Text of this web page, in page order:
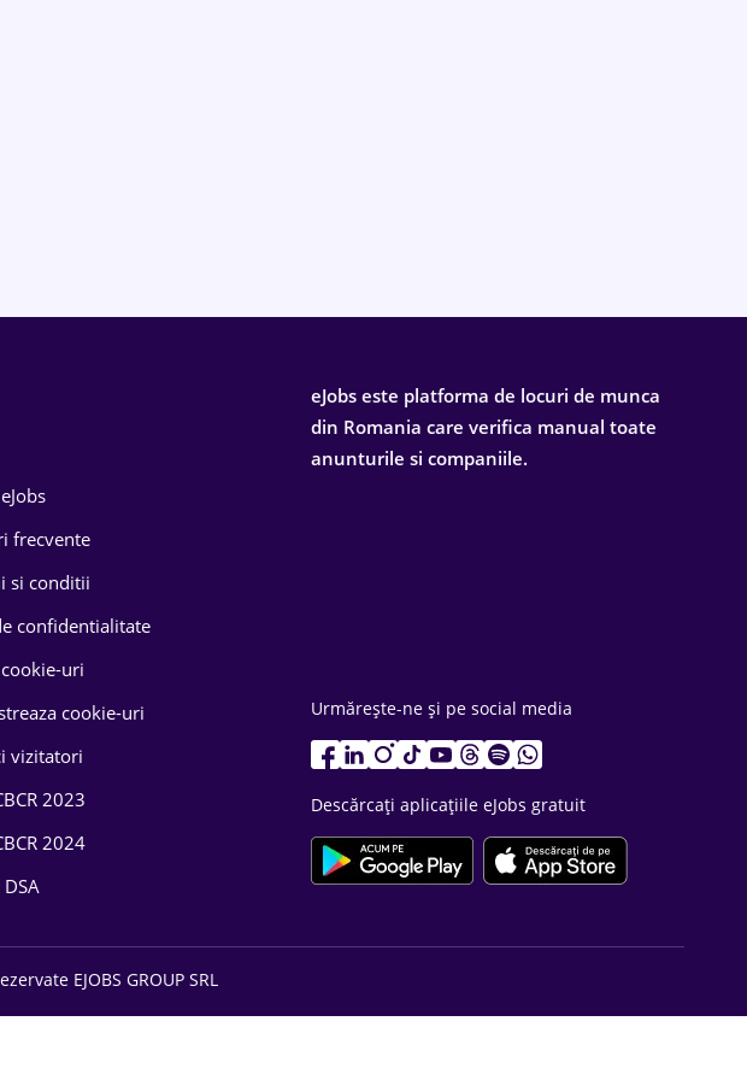
frecvente
si conditii
confidentialitate
uri
cookie-uri
vizitatori
2023
2024
eJobs este platforma de locuri de munca
din Romania care verifica manual toate
anunturile si companiile.
Urmărește-ne și pe social media
Descărcați aplicațiile eJobs gratuit
EJOBS GROUP SRL